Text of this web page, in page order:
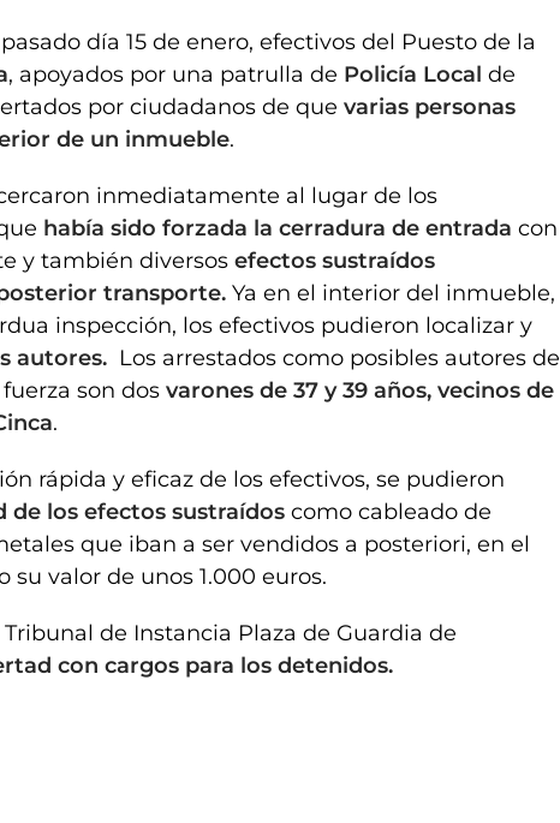
día 15 de enero, efectivos del Puesto de la
, apoyados por una patrulla de Policía Local de
por ciudadanos de que varias personas
de un inmueble.
inmediatamente al lugar de los
había sido forzada la cerradura de entrada con
y también diversos efectos sustraídos
transporte. Ya en el interior del inmueble,
inspección, los efectivos pudieron localizar y
autores. Los arrestados como posibles autores de
son dos varones de 37 y 39 años, vecinos de
.
rápida y eficaz de los efectivos, se pudieron
los efectos sustraídos como cableado de
que iban a ser vendidos a posteriori, en el
su valor de unos 1.000 euros.
de Instancia Plaza de Guardia de
con cargos para los detenidos.